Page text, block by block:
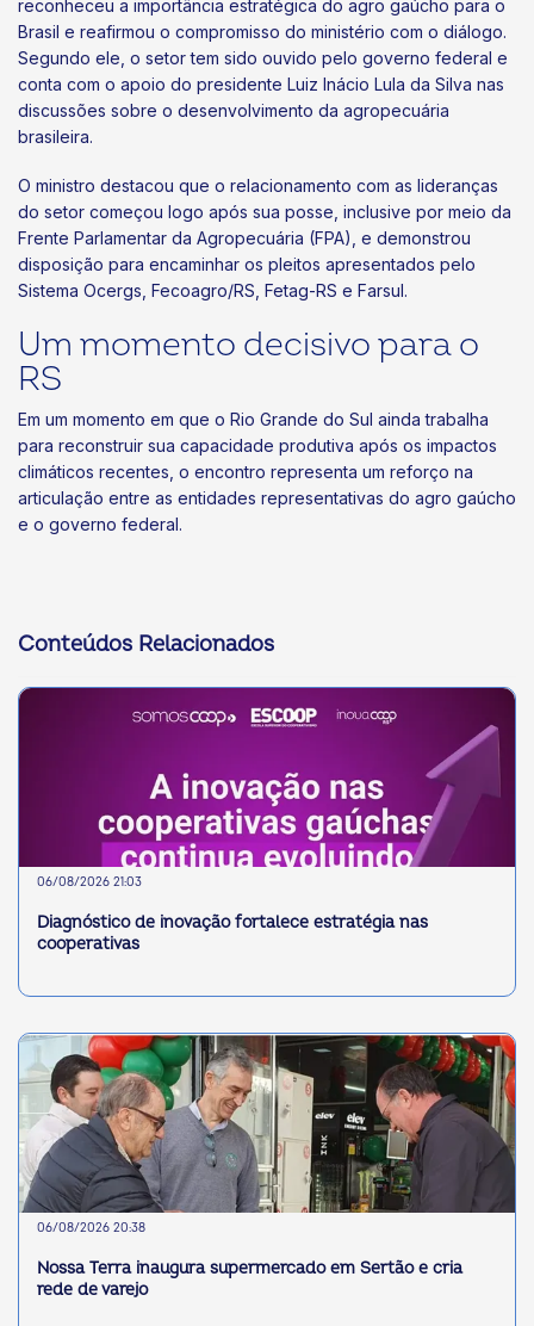
reconheceu a importância estratégica do agro gaúcho para o
Brasil e reafirmou o compromisso do ministério com o diálogo.
Segundo ele, o setor tem sido ouvido pelo governo federal e
conta com o apoio do presidente Luiz Inácio Lula da Silva nas
discussões sobre o desenvolvimento da agropecuária
brasileira.
O ministro destacou que o relacionamento com as lideranças
do setor começou logo após sua posse, inclusive por meio da
Frente Parlamentar da Agropecuária (FPA), e demonstrou
disposição para encaminhar os pleitos apresentados pelo
Sistema Ocergs, Fecoagro/RS, Fetag-RS e Farsul.
Um momento decisivo para o
RS
Em um momento em que o Rio Grande do Sul ainda trabalha
para reconstruir sua capacidade produtiva após os impactos
climáticos recentes, o encontro representa um reforço na
articulação entre as entidades representativas do agro gaúcho
e o governo federal.
Conteúdos Relacionados
06/08/2026 21:03
Diagnóstico de inovação fortalece estratégia nas
cooperativas
06/08/2026 20:38
Nossa Terra inaugura supermercado em Sertão e cria
rede de varejo